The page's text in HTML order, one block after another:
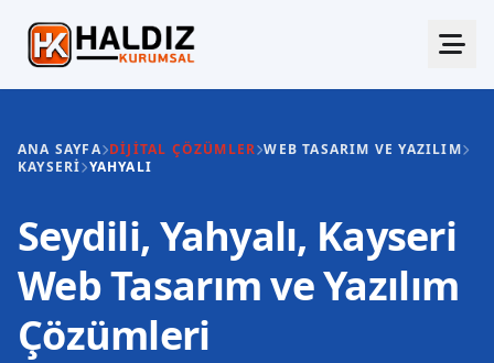
ANA SAYFA DIJITAL ÇÖZÜMLER WEB TASARIM VE YAZILIM
KAYSERI YAHYALI
Seydili, Yahyalı, Kayseri
Web Tasarım ve Yazılım
Çözümleri